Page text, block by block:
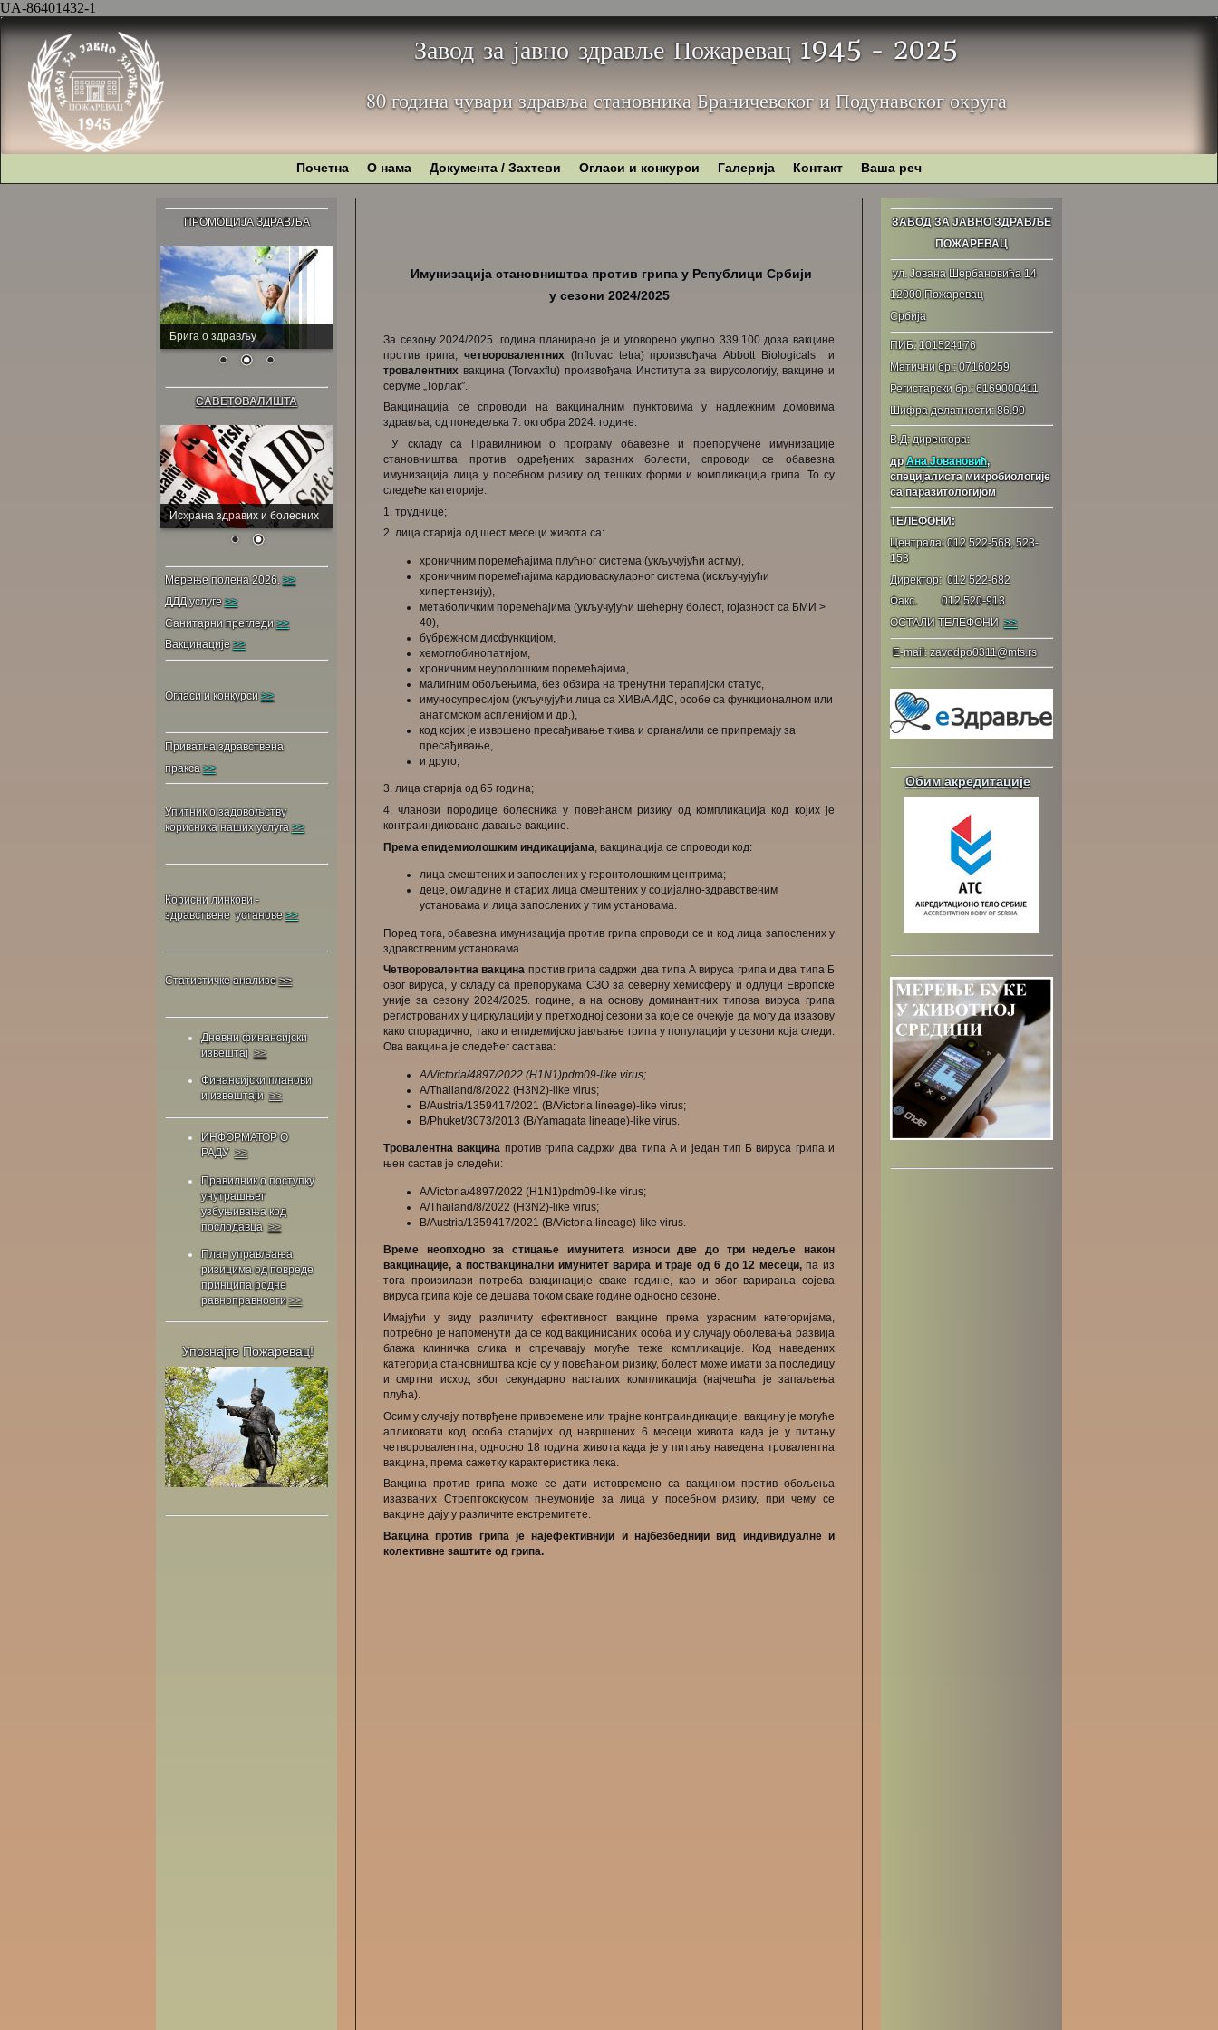
UA-86401432-1
Завод за јавно здравље Пожаревац 1945 - 2025
80 година чувари здравља становника Браничевског и Подунавског округа
Почетна О нама Документа / Захтеви Огласи и конкурси Галерија Контакт Ваша реч
ЗАВОД ЗА ЈАВНО ЗДРАВЉЕ
ПОЖАРЕВАЦ
ул. Јована Шербановића 14
12000 Пожаревац
Србија
ПИБ: 101524176
Матични бр.: 07160259
Регистарски бр.: 6169000411
Шифра делатности: 86.90
В.Д: директора:
дрАна Јовановић,
специјалиста микробиологије
са паразитологијом
ТЕЛЕФОНИ:
Централа: 012 522-568, 523-
153
Директор: 012 522-682
Факс. 012 520-913
ОСТАЛИ ТЕЛЕФОНИ >>
E-mail: zavodpo0311@mts.rs
Обим акредитације
ПРОМОЦИЈА ЗДРАВЉА
Брига о здрављу
САВЕТОВАЛИШТА
Исхрана здравих и болесних
Мерење полена 2026. >>
ДДД услуге >>
Санитарни прегледи>>
Вакцинације >>
Огласи и конкурси>>
Приватна здравствена
пракса>>
Упитник о задовољству
корисника наших услуга>>
Корисни линкови -
здравствене установе >>
Статистичке анализе>>
Дневни финансијски
извештај>>
Финансијски планови
и извештаји>>
ИНФОРМАТОР О
РАДУ>>
Правилник о поступку
унутрашњег
узбуњивања код
послодавца>>
План управљања
ризицима од повреде
принципа родне
равноправности>>
Упознајте Пожаревац!
Имунизација становништва против грипа у Републици Србији
у сезони 2024/2025
За сезону 2024/2025. година планирано је и уговорено укупно 339.100 доза вакцине
против грипа, четворовалентних (Influvac tetra) произвођача Abbott Biologicals и
тровалентних вакцина (Тоrvaxflu) произвођача Института за вирусологију, вакцине и
серуме „Торлак”.
Вакцинација се спроводи на вакциналним пунктовима у надлежним домовима
здравља, од понедељка 7. октобра 2024. године.
У складу са Правилником о програму обавезне и препоручене имунизације
становништва против одређених заразних болести, спроводи се обавезна
имунизација лица у посебном ризику од тешких форми и компликација грипа. То су
следеће категорије:
1. труднице;
2. лица старија од шест месеци живота са:
хроничним поремећајима плућног система (укључујући астму),
хроничним поремећајима кардиоваскуларног система (искључујући
хипертензију),
метаболичким поремећајима (укључујући шећерну болест, гојазност са БМИ >
40),
бубрежном дисфункцијом,
хемоглобинопатијом,
хроничним неуролошким поремећајима,
малигним обољењима, без обзира на тренутни терапијски статус,
имуносупресијом (укључујући лица са ХИВ/АИДС, особе са функционалном или
анатомском аспленијом и др.),
код којих је извршено пресађивање ткива и органа/или се припремају за
пресађивање,
и друго;
3. лица старија од 65 година;
4. чланови породице болесника у повећаном ризику од компликација код којих је
контраиндиковано давање вакцине.
Према епидемиолошким индикацијама , вакцинација се спроводи код:
лица смештених и запослених у геронтолошким центрима;
деце, омладине и старих лица смештених у социјално-здравственим
установама и лица запослених у тим установама.
Поред тога, обавезна имунизација против грипа спроводи се и код лица запослених у
здравственим установама.
Четворовалентна вакцина против грипа садржи два типа А вируса грипа и два типа Б
овог вируса, у складу са препорукама СЗО за северну хемисферу и одлуци Европске
уније за сезону 2024/2025. године, а на основу доминантних типова вируса грипа
регистрованих у циркулацији у претходној сезони за које се очекује да могу да изазову
како спорадично, тако и епидемијско јављање грипа у популацији у сезони која следи.
Ова вакцина је следећег састава:
A/Victoria/4897/2022 (H1N1)pdm09-like virus;
A/Thailand/8/2022 (H3N2)-like virus;
B/Austria/1359417/2021 (B/Victoria lineage)-like virus;
B/Phuket/3073/2013 (B/Yamagata lineage)-like virus.
Тровалентна вакцина против грипа садржи два типа А и један тип Б вируса грипа и
њен састав је следећи:
A/Victoria/4897/2022 (H1N1)pdm09-like virus;
A/Thailand/8/2022 (H3N2)-like virus;
B/Austria/1359417/2021 (B/Victoria lineage)-like virus.
Време неопходно за стицање имунитета износи две до три недеље након
вакцинације, а поствакцинални имунитет варира и траје од 6 до 12 месеци,па из
тога произилази потреба вакцинације сваке године, као и због варирања сојева
вируса грипа које се дешава током сваке године односно сезоне.
Имајући у виду различиту ефективност вакцине према узрасним категоријама,
потребно је напоменути да се код вакцинисаних особа и у случају оболевања развија
блажа клиничка слика и спречавају могуће теже компликације. Код наведених
категорија становништва које су у повећаном ризику, болест може имати за последицу
и смртни исход због секундарно насталих компликација (најчешћа је запаљења
плућа).
Осим у случају потврђене привремене или трајне контраиндикације, вакцину је могуће
апликовати код особа старијих од навршених 6 месеци живота када је у питању
четворовалентна, односно 18 година живота када је у питању наведена тровалентна
вакцина, према сажетку карактеристика лека.
Вакцина против грипа може се дати истовремено са вакцином против обољења
изазваних Стрептококусом пнеумоније за лица у посебном ризику, при чему се
вакцине дају у различите екстремитете.
Вакцина против грипа је најефективнији и најбезбеднији вид индивидуалне и
колективне заштите од грипа.